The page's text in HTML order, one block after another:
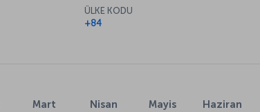
ÜLKE KODU
+84
Mart Nisan Mayis Haziran